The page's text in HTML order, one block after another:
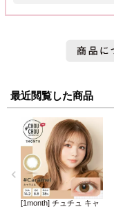
最近閲覧した商品
[1month] チュチュ キャ